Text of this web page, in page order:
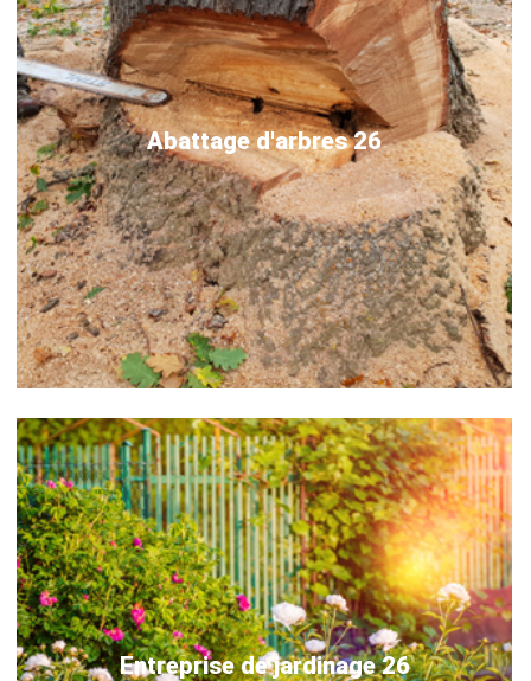
Abattage d'arbres 26
Entreprise de jardinage 26